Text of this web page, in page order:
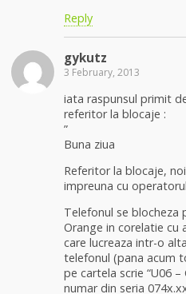
Reply
gykutz
3 February, 2013
iata raspunsul primit
referitor la blocaje :
”
Buna ziua
Referitor la blocaje,
impreuna cu
Telefonul se blocheza
Orange in corelatie cu
care lucreaza intr-o
telefonul (pana acum
pe cartela scrie “U06
numar din seria